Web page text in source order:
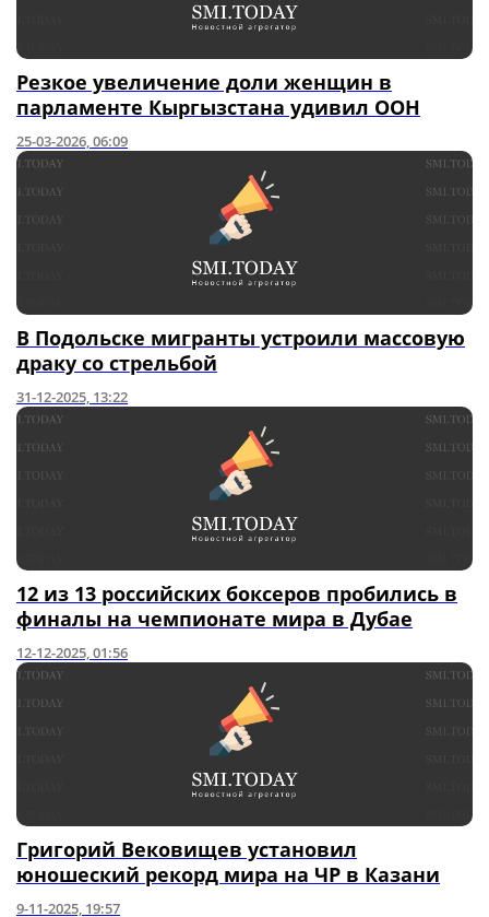
Резкое увеличение доли женщин в
парламенте Кыргызстана удивил ООН
25-03-2026, 06:09
В Подольске мигранты устроили массовую
драку со стрельбой
31-12-2025, 13:22
12 из 13 российских боксеров пробились в
финалы на чемпионате мира в Дубае
12-12-2025, 01:56
Григорий Вековищев установил
юношеский рекорд мира на ЧР в Казани
9-11-2025, 19:57